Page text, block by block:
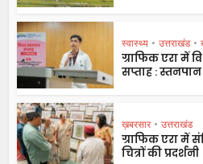
स्वास्थ्य • उत्तराखंड •
ग्राफिक एरा में
सप्ताह :
ख़बरसार • उत्तराखंड
ग्राफिक एरा में
चित्रों की प्रदर्शनी